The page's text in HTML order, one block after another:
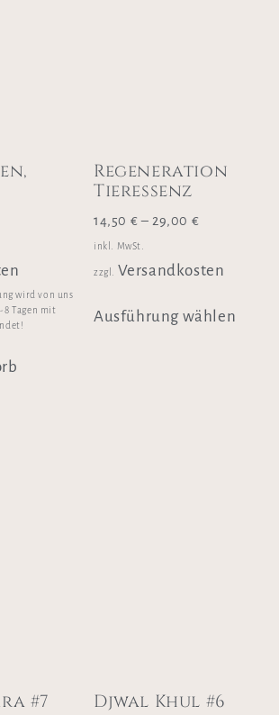
wird von uns
8 Tagen mit
Regeneration
Tieressenz
14,50 €– 29,00 €
inkl. MwSt.
zzgl. Versandkosten
Ausführung wählen
#7 Djwal Khul #6